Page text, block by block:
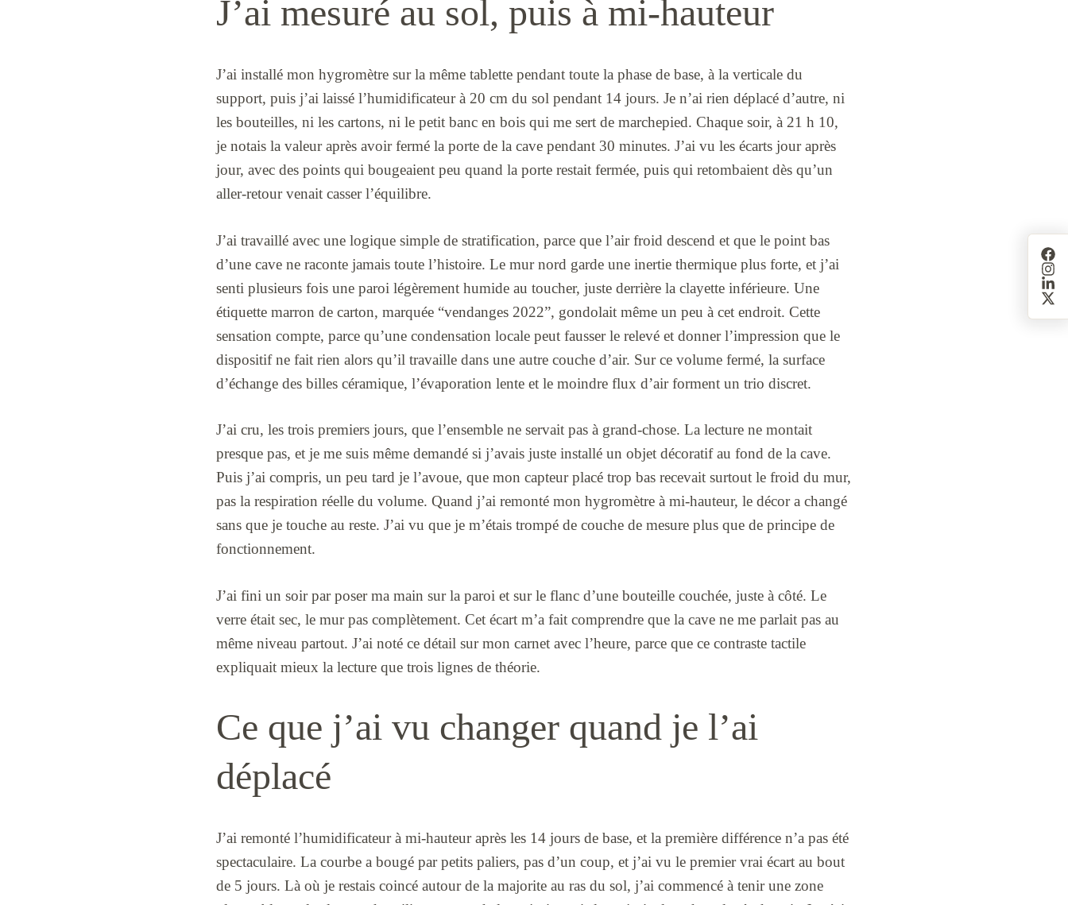
J’ai mesuré au sol, puis à mi-hauteur
J’ai installé mon hygromètre sur la même tablette pendant toute la phase de base, à la verticale du
support, puis j’ai laissé l’humidificateur à 20 cm du sol pendant 14 jours. Je n’ai rien déplacé d’autre, ni
les bouteilles, ni les cartons, ni le petit banc en bois qui me sert de marchepied. Chaque soir, à 21 h 10,
je notais la valeur après avoir fermé la porte de la cave pendant 30 minutes. J’ai vu les écarts jour après
jour, avec des points qui bougeaient peu quand la porte restait fermée, puis qui retombaient dès qu’un
aller-retour venait casser l’équilibre.
J’ai travaillé avec une logique simple de stratification, parce que l’air froid descend et que le point bas
d’une cave ne raconte jamais toute l’histoire. Le mur nord garde une inertie thermique plus forte, et j’ai
senti plusieurs fois une paroi légèrement humide au toucher, juste derrière la clayette inférieure. Une
étiquette marron de carton, marquée “vendanges 2022”, gondolait même un peu à cet endroit. Cette
sensation compte, parce qu’une condensation locale peut fausser le relevé et donner l’impression que le
dispositif ne fait rien alors qu’il travaille dans une autre couche d’air. Sur ce volume fermé, la surface
d’échange des billes céramique, l’évaporation lente et le moindre flux d’air forment un trio discret.
J’ai cru, les trois premiers jours, que l’ensemble ne servait pas à grand-chose. La lecture ne montait
presque pas, et je me suis même demandé si j’avais juste installé un objet décoratif au fond de la cave.
Puis j’ai compris, un peu tard je l’avoue, que mon capteur placé trop bas recevait surtout le froid du mur,
pas la respiration réelle du volume. Quand j’ai remonté mon hygromètre à mi-hauteur, le décor a changé
sans que je touche au reste. J’ai vu que je m’étais trompé de couche de mesure plus que de principe de
fonctionnement.
J’ai fini un soir par poser ma main sur la paroi et sur le flanc d’une bouteille couchée, juste à côté. Le
verre était sec, le mur pas complètement. Cet écart m’a fait comprendre que la cave ne me parlait pas au
même niveau partout. J’ai noté ce détail sur mon carnet avec l’heure, parce que ce contraste tactile
expliquait mieux la lecture que trois lignes de théorie.
Ce que j’ai vu changer quand je l’ai
déplacé
J’ai remonté l’humidificateur à mi-hauteur après les 14 jours de base, et la première différence n’a pas été
spectaculaire. La courbe a bougé par petits paliers, pas d’un coup, et j’ai vu le premier vrai écart au bout
de 5 jours. Là où je restais coincé autour de la majorite au ras du sol, j’ai commencé à tenir une zone